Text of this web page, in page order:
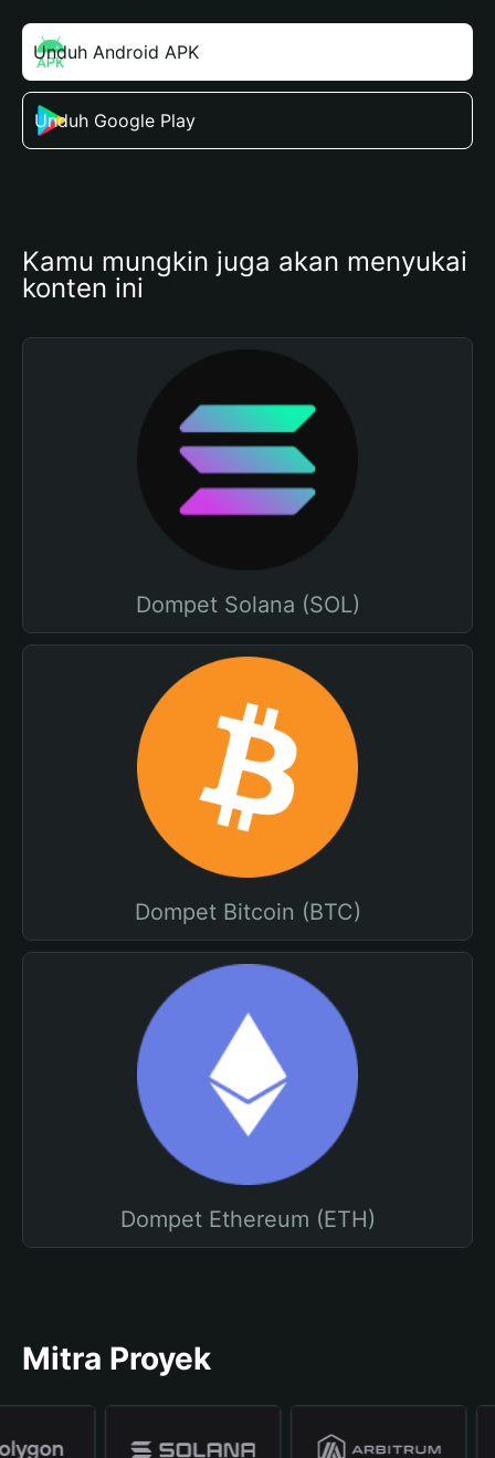
Unduh Android APK
Unduh Google Play
Kamu mungkin juga akan menyukai
konten ini
Dompet Solana (SOL)
Dompet Bitcoin (BTC)
Dompet Ethereum (ETH)
Mitra Proyek